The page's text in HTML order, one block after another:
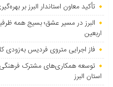
تأکید معاون استاندار البرز بر
البرز در مسیر عشق؛ بسیج همه
اربعین
فاز اجرایی متروی فردیس به‌زودی
توسعه همکاری‌های مشترک فرهنگی
استان البرز